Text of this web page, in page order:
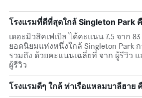
โรงแรมที่ดีที่สุดใกล้ Singleton Park
เดอะมิวสิคเฟเบิล ได้คะแนน 7.5 จาก
ยอดนิยมแห่งหนึ่งใกล้ Singleton Park
รวมถึง ด้วยคะแนนเฉลี่ยที่ จาก ผู้รีวิว
ผู้รีวิว
โรงแรมดีๆ ใกล้ ท่าเรือแหลมบาลีฮาย